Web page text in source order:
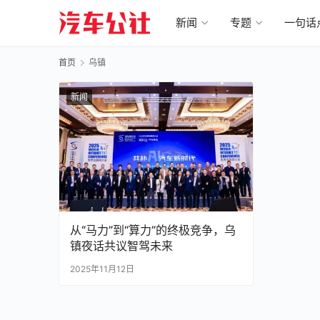
新闻 专题 一句话
首页 乌镇
新闻
从“马力”到“算力”的终极竞争，乌
镇夜话共议智驾未来
2025年11月12日